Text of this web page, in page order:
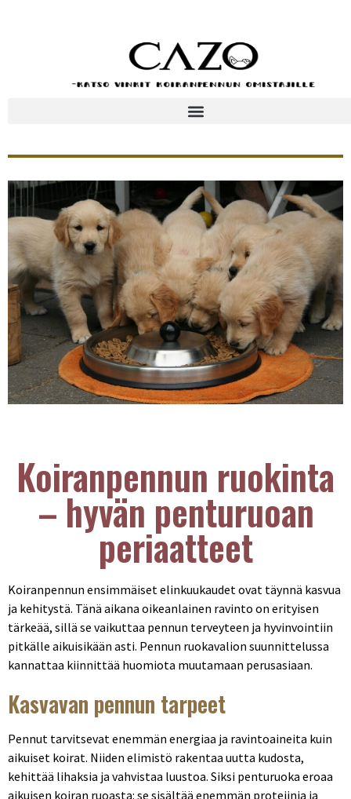
Koiranpennun ruokinta
– hyvän penturuoan
periaatteet
Koiranpennun ensimmäiset elinkuukaudet ovat täynnä kasvua
ja kehitystä. Tänä aikana oikeanlainen ravinto on erityisen
tärkeää, sillä se vaikuttaa pennun terveyteen ja hyvinvointiin
pitkälle aikuisikään asti. Pennun ruokavalion suunnittelussa
kannattaa kiinnittää huomiota muutamaan perusasiaan.
Kasvavan pennun tarpeet
Pennut tarvitsevat enemmän energiaa ja ravintoaineita kuin
aikuiset koirat. Niiden elimistö rakentaa uutta kudosta,
kehittää lihaksia ja vahvistaa luustoa. Siksi penturuoka eroaa
aikuisen koiran ruoasta: se sisältää enemmän proteiinia ja